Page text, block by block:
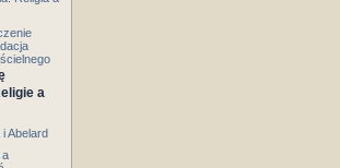
a
i Abelard
a